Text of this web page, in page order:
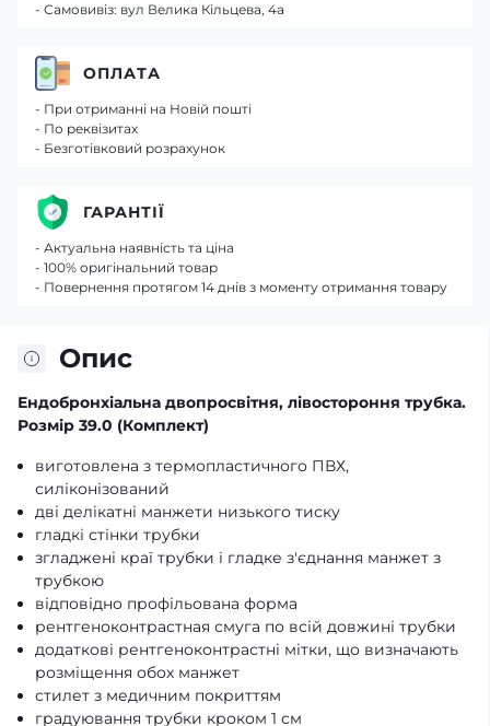
Опис
Ендобронхіальна двопросвітня, лівостороння трубка.
Розмір 39.0 (Комплект)
виготовлена з термопластичного ПВХ,
силіконізований
дві делікатні манжети низького тиску
гладкі стінки трубки
згладжені краї трубки і гладке з'єднання манжет з
трубкою
відповідно профільована форма
рентгеноконтрастная смуга по всій довжині трубки
додаткові рентгеноконтрастні мітки, що визначають
розміщення обох манжет
стилет з медичним покриттям
градуювання трубки кроком 1 см
- Самовивіз: вул Велика Кільцева, 4а
ОПЛАТА
- При отриманні на Новій пошті
- По реквізитах
- Безготівковий розрахунок
ГАРАНТІЇ
- Актуальна наявність та ціна
- 100% оригінальний товар
- Повернення протягом 14 днів з моменту отримання товару